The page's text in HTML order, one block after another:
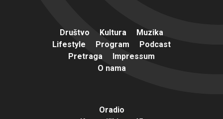
Društvo Kultura
Muzika
Lifestyle
Program
Podcast
Pretraga
Impressum
O nama
Oradio